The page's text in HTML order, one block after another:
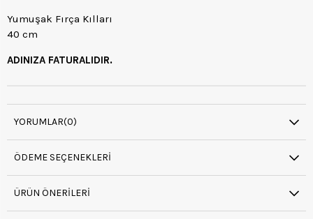
Yumuşak Fırça Kılları
40 cm
ADINIZA FATURALIDIR.
YORUMLAR(0)
ÖDEME SEÇENEKLERI
ÜRÜN ÖNERILERI